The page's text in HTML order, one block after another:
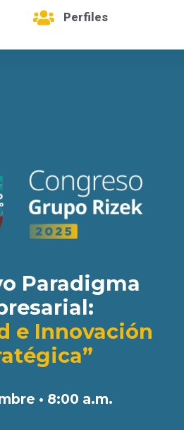
Perfiles
Paradigma
e Innovación
• 8:00 a.m.